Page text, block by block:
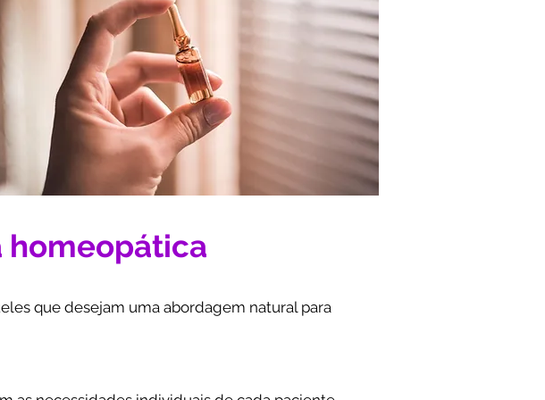
homeopática
que desejam uma abordagem natural para